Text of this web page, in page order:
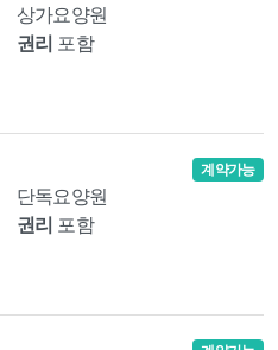
상가요양원
권리 포함
단독요양원
권리 포함
계약가능